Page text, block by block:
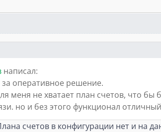
написал:
оперативное решение.
меня не хватает план счетов, что
но и без этого функционал
счетов в конфигурации нет и на